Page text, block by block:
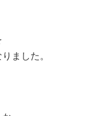
ました。